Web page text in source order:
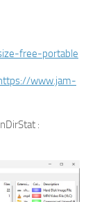
free-portable
www.jam-
: